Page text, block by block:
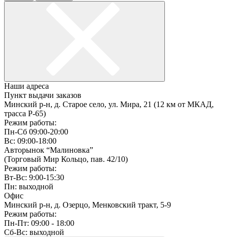
Наши адреса
Пункт выдачи заказов
Минский р-н, д. Старое село, ул. Мира, 21 (12 км от МКАД,
трасса P-65)
Режим работы:
Пн-Сб 09:00-20:00
Вс: 09:00-18:00
Авторынок “Малиновка”
(Торговый Мир Кольцо, пав. 42/10)
Режим работы:
Вт-Вс: 9:00-15:30
Пн: выходной
Офис
Минский р-н, д. Озерцо, Менковский тракт, 5-9
Режим работы:
Пн-Пт: 09:00 - 18:00
Сб-Вс: выходной